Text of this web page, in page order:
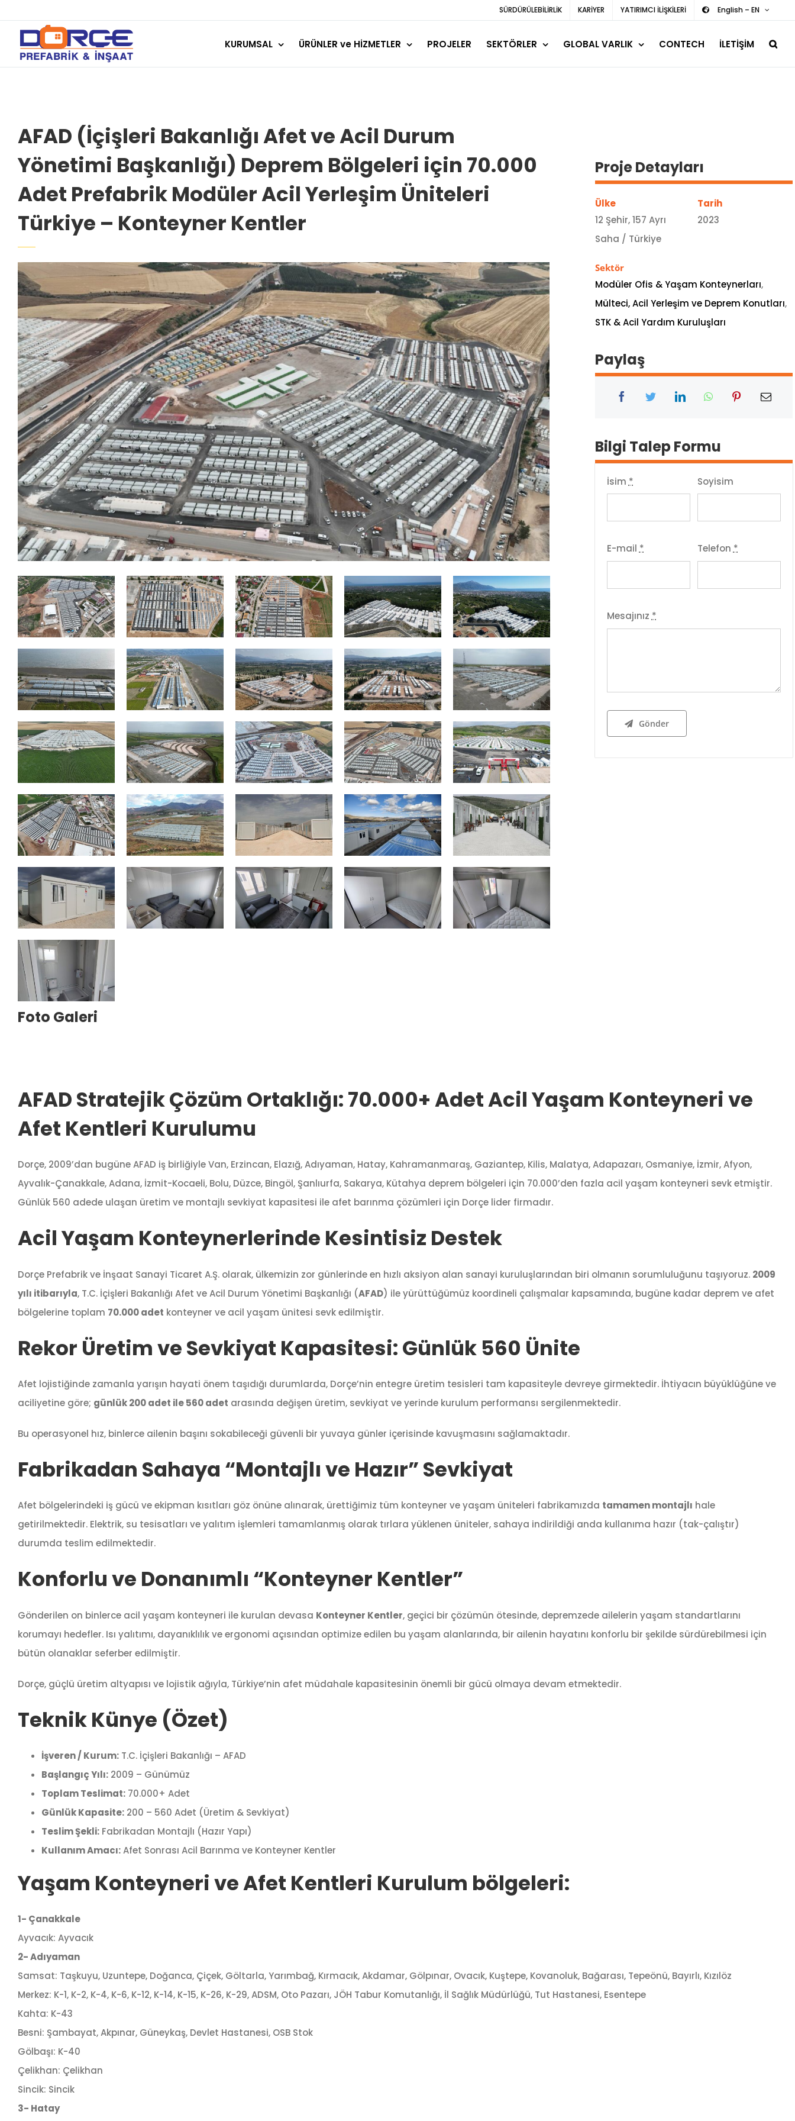
content
SÜRDÜRÜLEBİLİRLİK KARİYER YATIRIMCI İLİŞKİLERİ English – EN
KURUMSAL ÜRÜNLER ve HİZMETLER PROJELER SEKTÖRLER GLOBAL VARLIK CONTECH İLETİŞİM
AFAD (İçişleri Bakanlığı Afet ve Acil Durum
Yönetimi Başkanlığı) Deprem Bölgeleri için 70.000
Adet Prefabrik Modüler Acil Yerleşim Üniteleri
Türkiye – Konteyner Kentler
Foto Galeri
Proje Detayları
Ülke
12 Şehir, 157 Ayrı
Saha / Türkiye
Tarih
2023
Sektör
Modüler Ofis & Yaşam Konteynerları,
Mülteci, Acil Yerleşim ve Deprem Konutları,
STK & Acil Yardım Kuruluşları
Paylaş
Bilgi Talep Formu
İsim *
E-mail*
Soyisim
Telefon*
Mesajınız *
Gönder
AFAD Stratejik Çözüm Ortaklığı: 70.000+ Adet Acil Yaşam Konteyneri ve
Afet Kentleri Kurulumu
Dorçe, 2009’dan bugüne AFAD iş birliğiyle Van, Erzincan, Elazığ, Adıyaman, Hatay, Kahramanmaraş, Gaziantep, Kilis, Malatya, Adapazarı, Osmaniye, İzmir, Afyon,
Ayvalık-Çanakkale, Adana, İzmit-Kocaeli, Bolu, Düzce, Bingöl, Şanlıurfa, Sakarya, Kütahya deprem bölgeleri için 70.000’den fazla acil yaşam konteyneri sevk etmiştir.
Günlük 560 adede ulaşan üretim ve montajlı sevkiyat kapasitesi ile afet barınma çözümleri için Dorçe lider firmadır.
Acil Yaşam Konteynerlerinde Kesintisiz Destek
Dorçe Prefabrik ve İnşaat Sanayi Ticaret A.Ş. olarak, ülkemizin zor günlerinde en hızlı aksiyon alan sanayi kuruluşlarından biri olmanın sorumluluğunu taşıyoruz. 2009
yılı itibarıyla, T.C. İçişleri Bakanlığı Afet ve Acil Durum Yönetimi Başkanlığı (AFAD) ile yürüttüğümüz koordineli çalışmalar kapsamında, bugüne kadar deprem ve afet
bölgelerine toplam 70.000 adet konteyner ve acil yaşam ünitesi sevk edilmiştir.
Rekor Üretim ve Sevkiyat Kapasitesi: Günlük 560 Ünite
Afet lojistiğinde zamanla yarışın hayati önem taşıdığı durumlarda, Dorçe’nin entegre üretim tesisleri tam kapasiteyle devreye girmektedir. İhtiyacın büyüklüğüne ve
aciliyetine göre; günlük 200 adet ile 560 adet arasında değişen üretim, sevkiyat ve yerinde kurulum performansı sergilenmektedir.
Bu operasyonel hız, binlerce ailenin başını sokabileceği güvenli bir yuvaya günler içerisinde kavuşmasını sağlamaktadır.
Fabrikadan Sahaya “Montajlı ve Hazır” Sevkiyat
Afet bölgelerindeki iş gücü ve ekipman kısıtları göz önüne alınarak, ürettiğimiz tüm konteyner ve yaşam üniteleri fabrikamızda tamamen montajlı hale
getirilmektedir. Elektrik, su tesisatları ve yalıtım işlemleri tamamlanmış olarak tırlara yüklenen üniteler, sahaya indirildiği anda kullanıma hazır (tak-çalıştır)
durumda teslim edilmektedir.
Konforlu ve Donanımlı “Konteyner Kentler”
Gönderilen on binlerce acil yaşam konteyneri ile kurulan devasa Konteyner Kentler, geçici bir çözümün ötesinde, depremzede ailelerin yaşam standartlarını
korumayı hedefler. Isı yalıtımı, dayanıklılık ve ergonomi açısından optimize edilen bu yaşam alanlarında, bir ailenin hayatını konforlu bir şekilde sürdürebilmesi için
bütün olanaklar seferber edilmiştir.
Dorçe, güçlü üretim altyapısı ve lojistik ağıyla, Türkiye’nin afet müdahale kapasitesinin önemli bir gücü olmaya devam etmektedir.
Teknik Künye (Özet)
İşveren / Kurum:T.C. İçişleri Bakanlığı – AFAD
Başlangıç Yılı:2009 – Günümüz
Toplam Teslimat:70.000+ Adet
Günlük Kapasite:200 – 560 Adet (Üretim & Sevkiyat)
Teslim Şekli:Fabrikadan Montajlı (Hazır Yapı)
Kullanım Amacı:Afet Sonrası Acil Barınma ve Konteyner Kentler
Yaşam Konteyneri ve Afet Kentleri Kurulum bölgeleri:
1- Çanakkale
Ayvacık: Ayvacık
2- Adıyaman
Samsat: Taşkuyu, Uzuntepe, Doğanca, Çiçek, Göltarla, Yarımbağ, Kırmacık, Akdamar, Gölpınar, Ovacık, Kuştepe, Kovanoluk, Bağarası, Tepeönü, Bayırlı, Kızılöz
Merkez: K-1, K-2, K-4, K-6, K-12, K-14, K-15, K-26, K-29, ADSM, Oto Pazarı, JÖH Tabur Komutanlığı, İl Sağlık Müdürlüğü, Tut Hastanesi, Esentepe
Kahta: K-43
Besni: Şambayat, Akpınar, Güneykaş, Devlet Hastanesi, OSB Stok
Gölbaşı: K-40
Çelikhan: Çelikhan
Sincik: Sincik
3- Hatay